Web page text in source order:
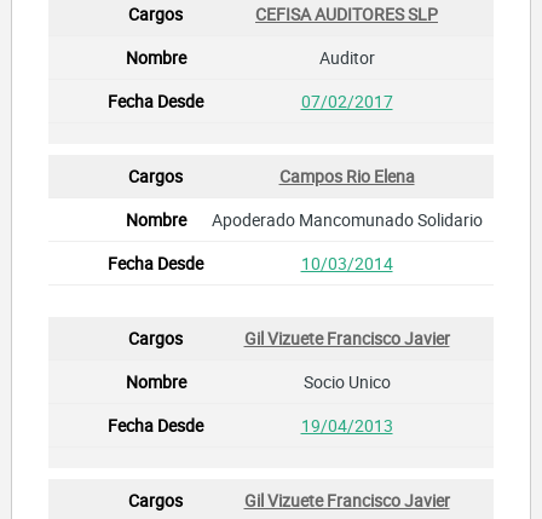
CEFISA AUDITORES SLP
Auditor
07/02/2017
Campos Rio Elena
Apoderado Mancomunado Solidario
10/03/2014
Gil Vizuete Francisco Javier
Socio Unico
19/04/2013
Gil Vizuete Francisco Javier